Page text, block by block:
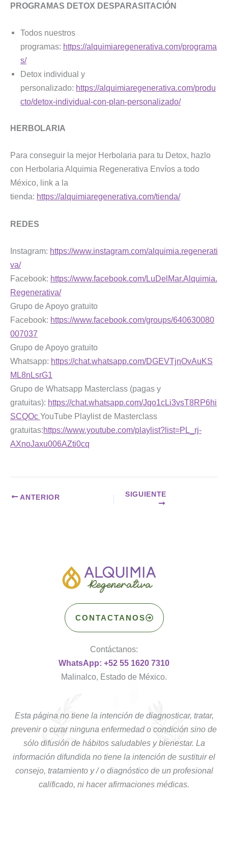
PROGRAMAS DETOX DESPARASITACIÓN
Todos nuestros
programas: https://alquimiaregenerativa.com/programa
s/
Detox individual y
personalizado: https://alquimiaregenerativa.com/produ
cto/detox-individual-con-plan-personalizado/
HERBOLARIA
Para conseguir la mejor Herbolaria para tu Detox, hazlo
con Herbolaria Alquimia Regenerativa Envíos a todo
México, link a la
tienda: https://alquimiaregenerativa.com/tienda/
REDES
Instagram: https://www.instagram.com/alquimia.regenerati
va/
Facebook: https://www.facebook.com/LuDelMar.Alquimia.
Regenerativa/
Grupo de Apoyo gratuito
Facebook: https://www.facebook.com/groups/640630080
007037
Grupo de Apoyo gratuito
Whatsapp: https://chat.whatsapp.com/DGEVTjnOvAuKS
ML8nLsrG1
Grupo de Whatsapp Masterclass (pagas y
gratuitas): https://chat.whatsapp.com/Jqo1cLi3vsT8RP6hi
SCQOc YouTube Playlist de Masterclass
gratuitas:https://www.youtube.com/playlist?list=PL_rj-
AXnoJaxu006AZti0cq
ANTERIOR SIGUIENTE
CONTACTANOS
Contáctanos:
WhatsApp: +52 55 1620 7310
Malinalco, Estado de México.
Esta página no tiene la intención de diagnosticar, tratar,
prevenir o curar ninguna enfermedad o condición sino de
sólo difusión de hábitos saludables y bienestar. La
información difundida no tiene la intención de sustituir el
consejo, tratamiento y / o diagnóstico de un profesional
calificado, ni hacer afirmaciones médicas.